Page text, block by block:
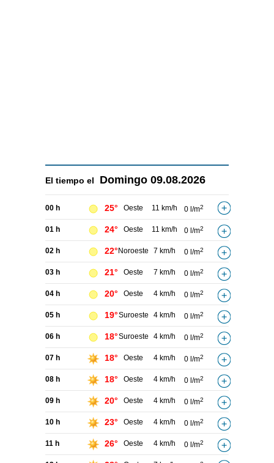
El tiempo el Domingo 09.08.2026
00 h 25° Oeste 11 km/h 0 l/m2
01 h 24° Oeste 11 km/h 0 l/m2
02 h 22° Noroeste 7 km/h 0 l/m2
03 h 21° Oeste 7 km/h 0 l/m2
04 h 20° Oeste 4 km/h 0 l/m2
05 h 19°Suroeste 4 km/h 0 l/m2
06 h 18°Suroeste 4 km/h 0 l/m2
07 h 18° Oeste 4 km/h 0 l/m2
08 h 18° Oeste 4 km/h 0 l/m2
09 h 20° Oeste 4 km/h 0 l/m2
10 h 23° Oeste 4 km/h 0 l/m2
11 h 26° Oeste 4 km/h 0 l/m2